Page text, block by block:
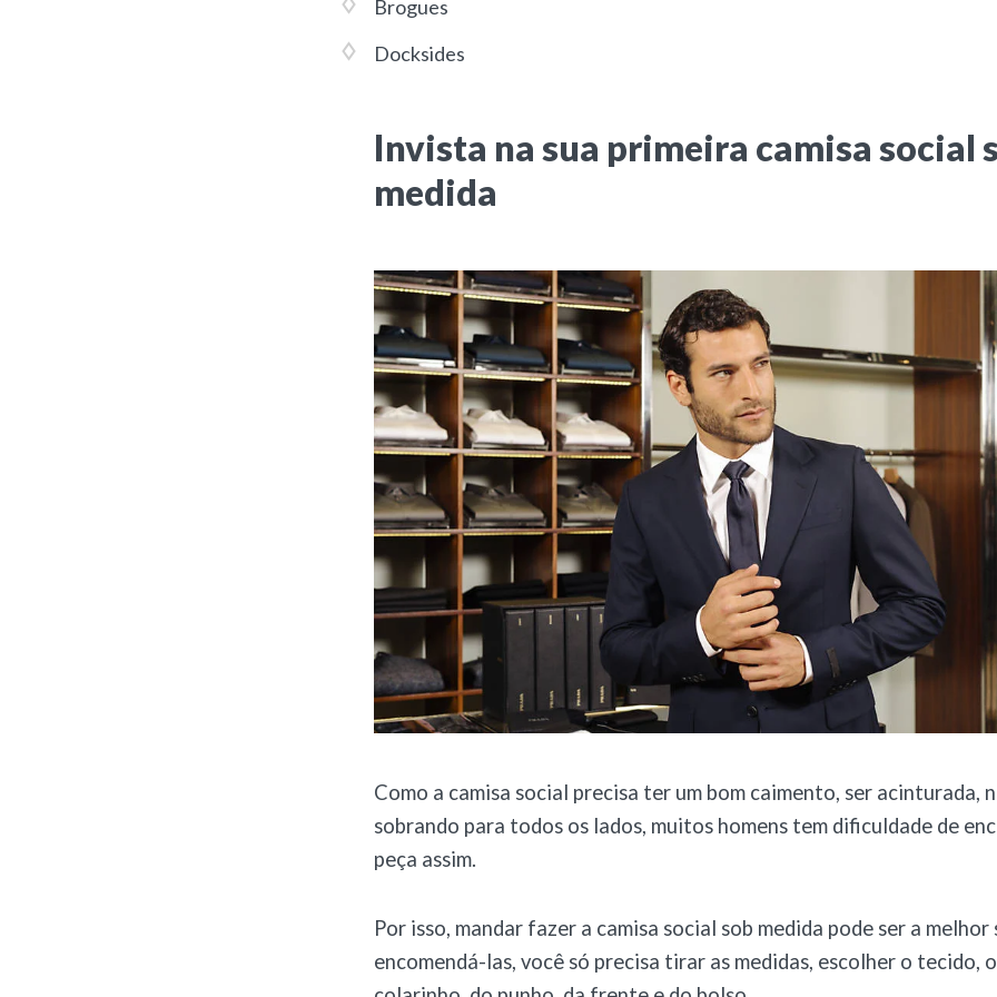
Brogues
Docksides
Invista na sua primeira camisa social
medida
Como a camisa social precisa ter um bom caimento, ser acinturada,
sobrando para todos os lados, muitos homens tem dificuldade de
peça assim.
Por isso, mandar fazer a camisa social sob medida pode ser a melhor
encomendá-las, você só precisa tirar as medidas, escolher o tecido,